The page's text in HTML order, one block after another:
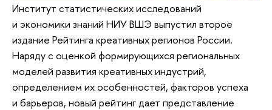
Институт статистических исследований
и экономики знаний НИУ ВШЭ выпустил второе
издание Рейтинга креативных регионов России.
Наряду с оценкой формирующихся региональных
моделей развития креативных индустрий,
определением их особенностей, факторов успеха
и барьеров, новый рейтинг дает представление